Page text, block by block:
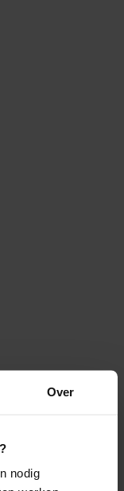
Over
nodig